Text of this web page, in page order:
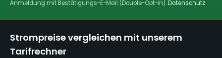
Anmeldung mit Bestätigungs-E-Mail (Double-Opt-in).Datenschutz
Strompreise vergleichen mit unserem
Tarifrechner